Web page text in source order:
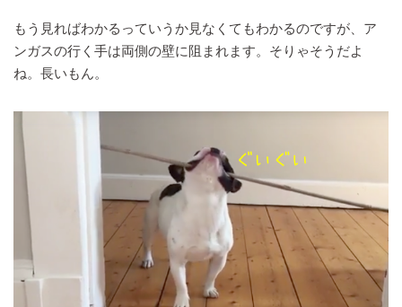
もう見ればわかるっていうか見なくてもわかるのですが、ア
ンガスの行く手は両側の壁に阻まれます。そりゃそうだよ
ね。長いもん。